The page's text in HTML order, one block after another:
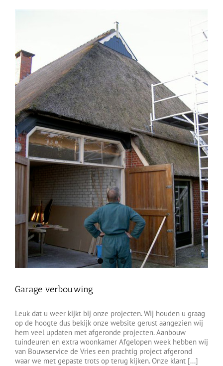
Garage verbouwing
Leuk dat u weer kijkt bij onze projecten. Wij houden u graag
op de hoogte dus bekijk onze website gerust aangezien wij
hem veel updaten met afgeronde projecten. Aanbouw
tuindeuren en extra woonkamer Afgelopen week hebben wij
van Bouwservice de Vries een prachtig project afgerond
waar we met gepaste trots op terug kijken. Onze klant [...]